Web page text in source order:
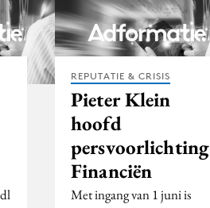
REPUTATIE & CRISIS
Pieter Klein
hoofd
persvoorlichting
Financiën
Met ingang van 1 juni is